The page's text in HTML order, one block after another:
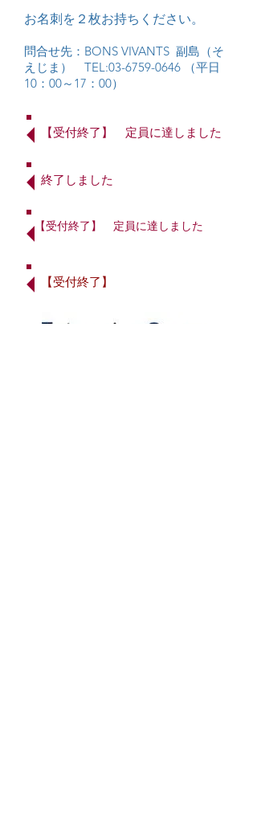
お名刺を２枚お持ちください。
問合せ先：BONS VIVANTS 副島（そ
えじま） TEL:03-6759-0646 （平日
10：00～17：00）
【受付終了】 ​定員に達しました
​終了しました
【受付終了】 ​定員に達しました
【受付終了】